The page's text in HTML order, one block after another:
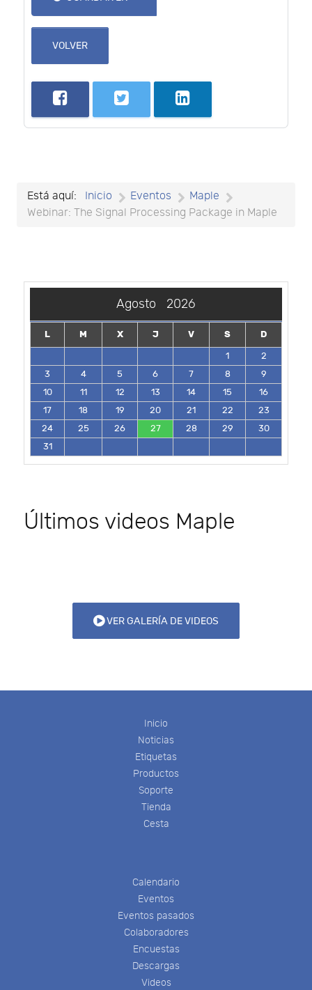
VOLVER
Está aquí: Inicio Eventos
Maple
Webinar: The Signal Processing Package in Maple
Agosto 2026
L M X J V S
D
1
2
3
4 5 6 7 8
9
10
11 12 13 14 15
16
17
18 19 20 21 22
23
24
25 26 27 28 29
30
31
Últimos videos Maple
VER GALERÍA DE VIDEOS
Inicio
Noticias
Etiquetas
Productos
Soporte
Tienda
Cesta
Calendario
Eventos
Eventos pasados
Colaboradores
Encuestas
Descargas
Videos